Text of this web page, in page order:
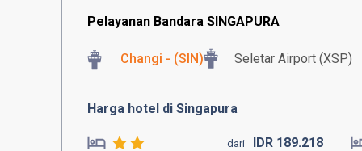
Pelayanan Bandara SINGAPURA
Changi - (SIN) Seletar Airport (XSP)
Harga hotel di Singapura
dari IDR 189.218